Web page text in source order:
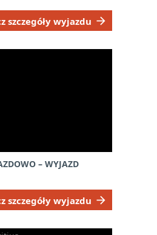
szczegóły wyjazdu
– WYJAZD
szczegóły wyjazdu